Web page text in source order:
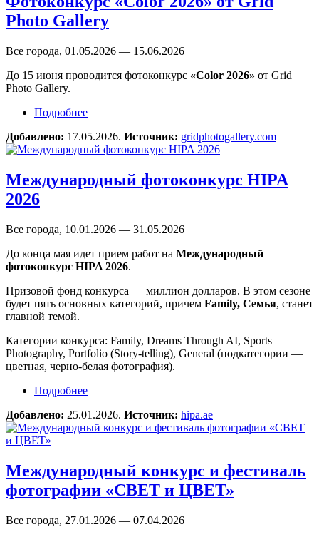
Photo Gallery
Все города, 01.05.2026 — 15.06.2026
До 15 июня проводится фотоконкурс «Color 2026» от Grid
Photo Gallery.
Подробнее
Добавлено: 17.05.2026. Источник: gridphotogallery.com
Международный фотоконкурс HIPA
2026
Все города, 10.01.2026 — 31.05.2026
До конца мая идет прием работ на Международный
фотоконкурс HIPA 2026.
Призовой фонд конкурса — миллион долларов. В этом сезоне
будет пять основных категорий, причем Family, Семья, станет
главной темой.
Категории конкурса: Family, Dreams Through AI, Sports
Photography, Portfolio (Story-telling), General (подкатегории —
цветная, черно-белая фотография).
Подробнее
Добавлено: 25.01.2026. Источник: hipa.ae
Международный конкурс и фестиваль
фотографии «СВЕТ и ЦВЕТ»
Все города, 27.01.2026 — 07.04.2026